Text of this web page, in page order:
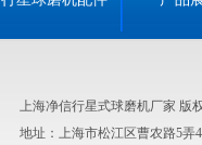
上海净信行星式球磨机厂家 版
地址：上海市松江区曹农路5弄